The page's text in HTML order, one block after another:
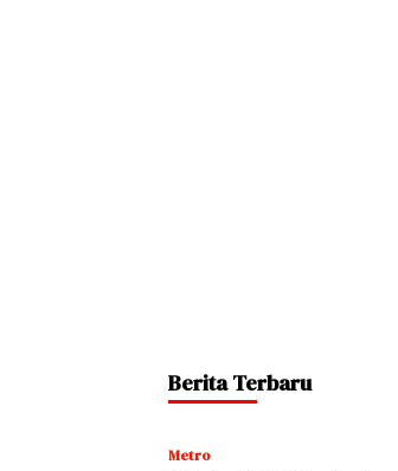
Berita Terbaru
Metro